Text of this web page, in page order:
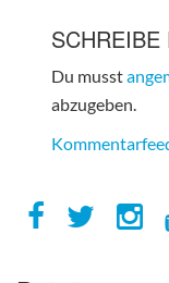
SCHREIBE
Du musst
abzugeben.